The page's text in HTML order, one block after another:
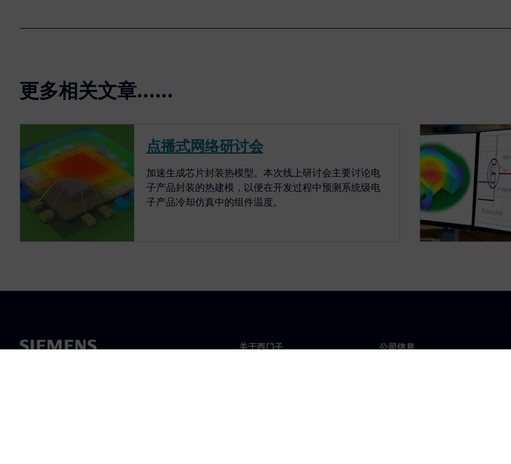
更多相关文章......
点播式网络研讨会
加速生成芯片封装热模型。本次线上研讨会主要讨论电
子产品封装的热建模，以便在开发过程中预测系统级电
子产品冷却仿真中的组件温度。
关于西门子 公司信息